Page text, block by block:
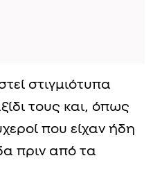
στιγμιότυπα
τους και, όπως
που είχαν ήδη
πριν από τα